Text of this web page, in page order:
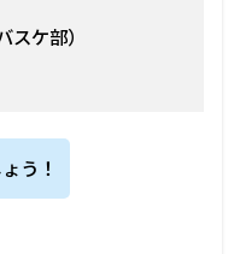
ケ部）
う！